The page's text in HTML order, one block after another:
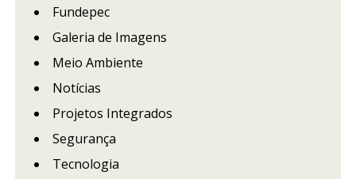
Fundepec
Galeria de Imagens
Meio Ambiente
Notícias
Projetos Integrados
Segurança
Tecnologia